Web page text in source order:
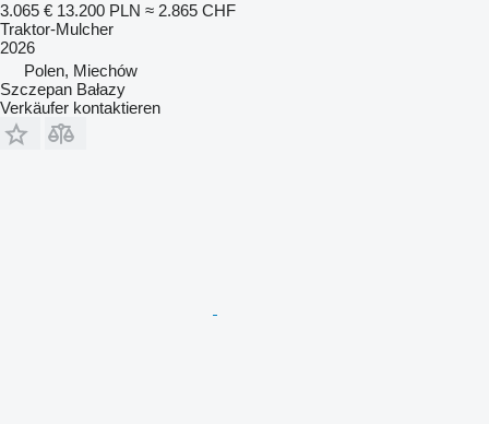
3.065 € 13.200 PLN ≈ 2.865 CHF
Traktor-Mulcher
2026
Polen, Miechów
Szczepan Bałazy
Verkäufer kontaktieren